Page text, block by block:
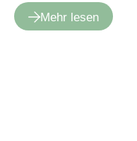
Mehr lesen